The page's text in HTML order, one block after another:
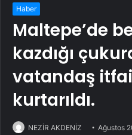
Haber
Maltepe’de
kazdığı
vatandaş
kurtarıldı.
NEZİR AKDENİZ Ağustos